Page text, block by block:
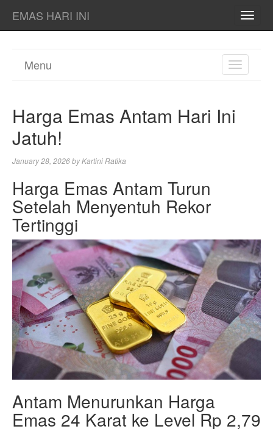
EMAS HARI INI
TOGGLE
Menu
Harga Emas Antam Hari Ini
Jatuh!
January 28, 2026byKartini Ratika
Harga Emas Antam Turun
Setelah Menyentuh Rekor
Tertinggi
Antam Menurunkan Harga
Emas 24 Karat ke Level Rp 2,79